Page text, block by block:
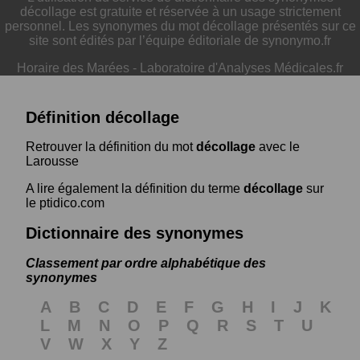
décollage est gratuite et réservée à un usage strictement
personnel. Les synonymes du mot décollage présentés sur ce
site sont édités par l’équipe éditoriale de synonymo.fr
Horaire des Marées - Laboratoire d'Analyses Médicales.fr
Définition décollage
Retrouver la définition du motdécollage avec le
Larousse
A lire également la définition du terme décollage sur
le ptidico.com
Dictionnaire des synonymes
Classement par ordre alphabétique des
synonymes
A B C D E F G H I J
K
L
M N O P Q R S T
U
V
W X Y Z